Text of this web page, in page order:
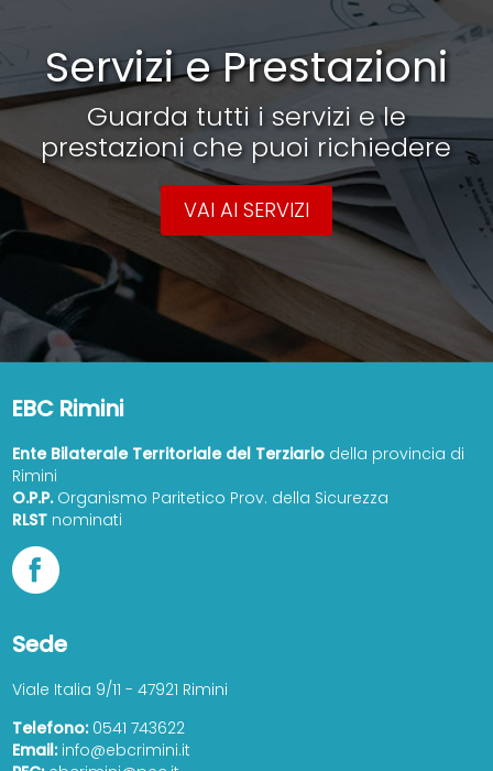
Servizi e Prestazioni
Guarda tutti i servizi e le
prestazioni che puoi richiedere
VAI AI SERVIZI
EBC Rimini
Ente Bilaterale Territoriale del Terziario della provincia di
Rimini
O.P.P.Organismo Paritetico Prov. della Sicurezza
RLST nominati
Sede
Viale Italia 9/11 - 47921 Rimini
Telefono:0541 743622
Email: info@ebcrimini.it